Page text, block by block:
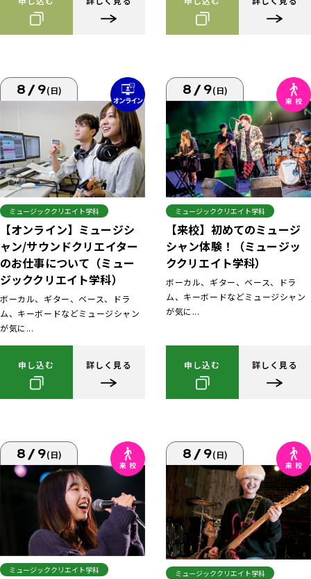
8/9(日)
ミュージッククリエイト学科
【オンライン】ミュージシ
ャン/サウンドクリエイター
のお仕事について（ミュー
ジッククリエイト学科）
ボーカル、ギター、ベース、ドラ
ム、キーボードなどミュージシャン
が気に...
申し込む 詳しく見る
8/9(日)
ミュージッククリエイト学科
【来校】初めてのミュージ
シャン体験！（ミュージッ
ククリエイト学科）
ボーカル、ギター、ベース、ドラ
ム、キーボードなどミュージシャン
が気に...
申し込む 詳しく見る
8/9(日)
ミュージッククリエイト学科
8/9(日)
ミュージッククリエイト学科